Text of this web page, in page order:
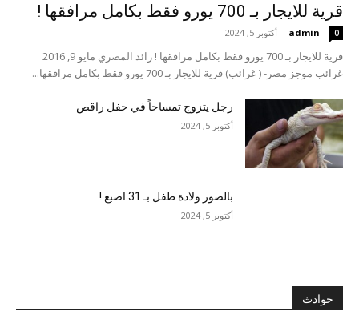
قرية للايجار بـ 700 يورو فقط بكامل مرافقها !
admin
- أكتوبر 5, 2024 0
قرية للايجار بـ 700 يورو فقط بكامل مرافقها ! رائد المصري مايو 9, 2016
غرائب موجز مصر- ( غرائب) قرية للايجار بـ 700 يورو فقط بكامل مرافقها...
رجل يتزوج تمساحاً في حفل راقص
أكتوبر 5, 2024
بالصور ولادة طفل بـ 31 اصبع !
أكتوبر 5, 2024
حوادث